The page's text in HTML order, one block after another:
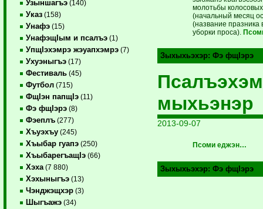
Узыншагъэ (140)
Указ (158)
Унафэ (15)
УнафэщIым и псалъэ (1)
УпщIэхэмрэ жэуапхэмрэ (7)
Ухуэныгъэ (17)
Фестиваль (45)
Футбол (715)
ФщIэн папщIэ (11)
Фэ фщIэрэ (8)
Фэеплъ (277)
Хъуэхъу (245)
Хъыбар гуапэ (250)
ХъыбарегъащIэ (66)
Хэха (7 880)
Хэхыныгъэ (13)
Чэнджэщхэр (3)
Шыгъажэ (34)
молотьбы
(начальный месяц
(название празника
уборки проса).
Зыхыхьэхэр:Фэ фщIэрэ
мыхьэнэр
2013-09-07
Псоми еджэн…
Зыхыхьэхэр:Фэ фщIэрэ